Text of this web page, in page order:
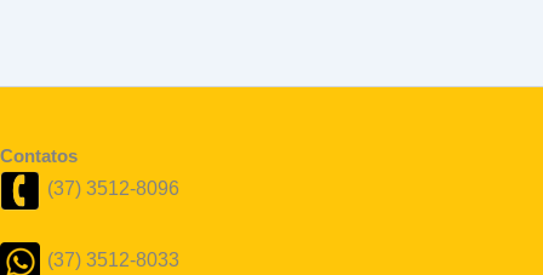
Contatos
(37) 3512-8096
(37) 3512-8033